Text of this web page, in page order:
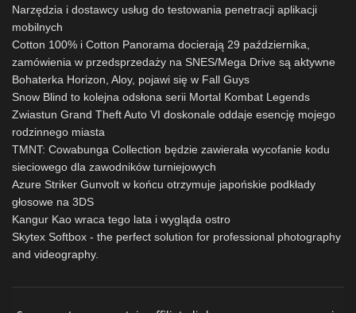
Narzędzia i dostawcy usług do testowania penetracji aplikacji
mobilnych
Cotton 100% i Cotton Panorama docierają 29 października,
zamówienia w przedsprzedaży na SNES/Mega Drive są aktywne
Bohaterka Horizon, Aloy, pojawi się w Fall Guys
Snow Blind to kolejna odsłona serii Mortal Kombat Legends
Zwiastun Grand Theft Auto VI doskonale oddaje esencję mojego
rodzinnego miasta
TMNT: Cowabunga Collection będzie zawierała wycofanie kodu
sieciowego dla zawodników turniejowych
Azure Striker Gunvolt w końcu otrzymuje japońskie podkłady
głosowe na 3DS
Kangur Kao wraca tego lata i wygląda ostro
Skytex Softbox - the perfect solution for professional photography
and videography.